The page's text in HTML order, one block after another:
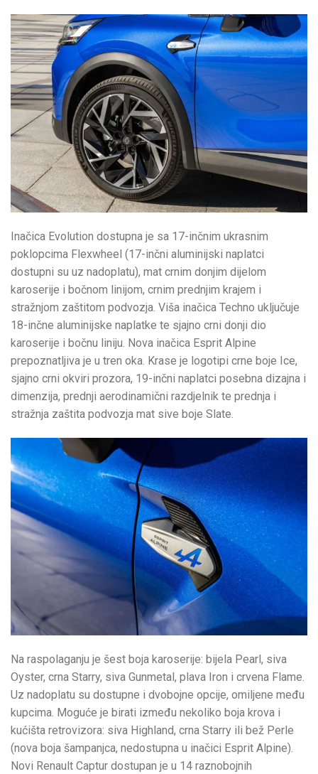
Inačica Evolution dostupna je sa 17-inčnim ukrasnim
poklopcima Flexwheel (17-inčni aluminijski naplatci
dostupni su uz nadoplatu), mat crnim donjim dijelom
karoserije i bočnom linijom, crnim prednjim krajem i
stražnjom zaštitom podvozja. Viša inačica Techno uključuje
18-inčne aluminijske naplatke te sjajno crni donji dio
karoserije i bočnu liniju. Nova inačica Esprit Alpine
prepoznatljiva je u tren oka. Krase je logotipi crne boje Ice,
sjajno crni okviri prozora, 19-inčni naplatci posebna dizajna i
dimenzija, prednji aerodinamični razdjelnik te prednja i
stražnja zaštita podvozja mat sive boje Slate.
Na raspolaganju je šest boja karoserije: bijela Pearl, siva
Oyster, crna Starry, siva Gunmetal, plava Iron i crvena Flame.
Uz nadoplatu su dostupne i dvobojne opcije, omiljene među
kupcima. Moguće je birati između nekoliko boja krova i
kućišta retrovizora: siva Highland, crna Starry ili bež Perle
(nova boja šampanjca, nedostupna u inačici Esprit Alpine).
Novi Renault Captur dostupan je u 14 raznobojnih